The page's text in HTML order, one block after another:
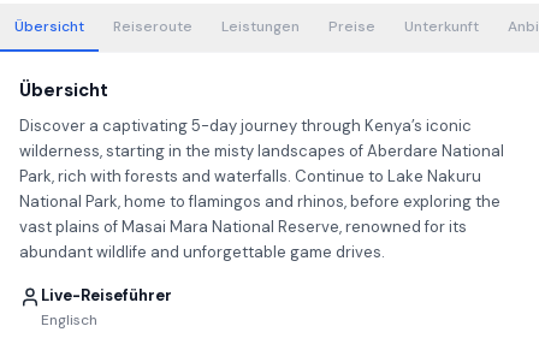
Übersicht Reiseroute Leistungen Preise Unterkunft
Übersicht
Discover a captivating 5-day journey through Kenya’s iconic
wilderness, starting in the misty landscapes of Aberdare National
Park, rich with forests and waterfalls. Continue to Lake Nakuru
National Park, home to flamingos and rhinos, before exploring the
vast plains of Masai Mara National Reserve, renowned for its
abundant wildlife and unforgettable game drives.
Live-Reiseführer
Englisch